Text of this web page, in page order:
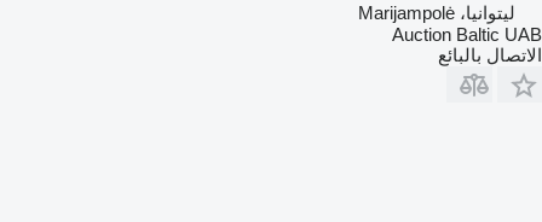
ليتوانيا، Marijampolė
Auction Baltic UAB
الاتصال بالبائع